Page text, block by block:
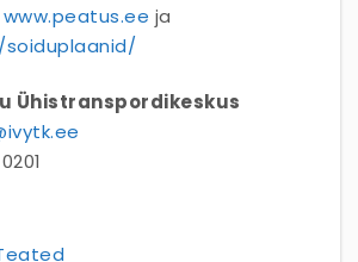
www.peatus.ee ja
soiduplaanid/
Ühistranspordikeskus